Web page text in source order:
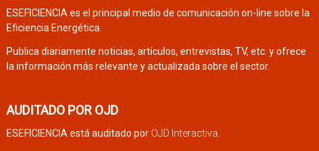
ESEFICIENCIA es el principal medio de comunicación on-line sobre la
Eficiencia Energética.
Publica diariamente noticias, artículos, entrevistas, TV, etc. y ofrece
la información más relevante y actualizada sobre el sector.
AUDITADO POR OJD
ESEFICIENCIA está auditado por OJD Interactiva.